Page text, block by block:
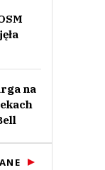
na